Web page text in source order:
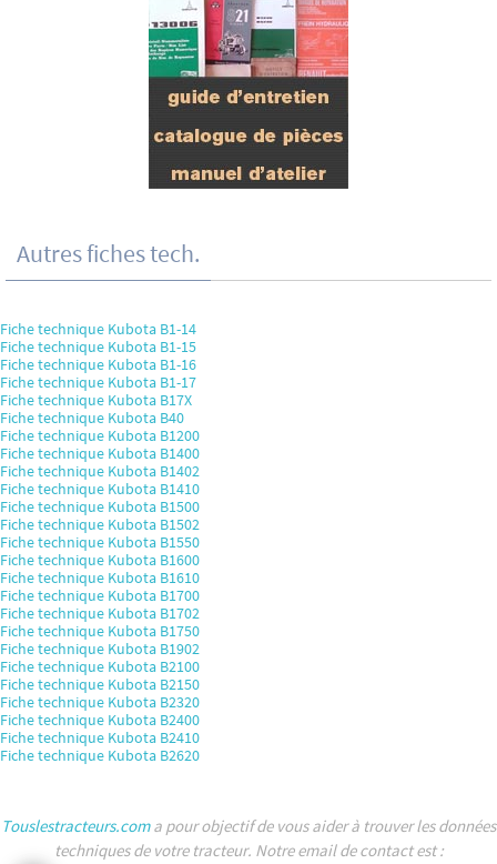
Autres fiches tech.
Fiche technique Kubota B1-14
Fiche technique Kubota B1-15
Fiche technique Kubota B1-16
Fiche technique Kubota B1-17
Fiche technique Kubota B17X
Fiche technique Kubota B40
Fiche technique Kubota B1200
Fiche technique Kubota B1400
Fiche technique Kubota B1402
Fiche technique Kubota B1410
Fiche technique Kubota B1500
Fiche technique Kubota B1502
Fiche technique Kubota B1550
Fiche technique Kubota B1600
Fiche technique Kubota B1610
Fiche technique Kubota B1700
Fiche technique Kubota B1702
Fiche technique Kubota B1750
Fiche technique Kubota B1902
Fiche technique Kubota B2100
Fiche technique Kubota B2150
Fiche technique Kubota B2320
Fiche technique Kubota B2400
Fiche technique Kubota B2410
Fiche technique Kubota B2620
Touslestracteurs.coma pour objectif de vous aider à trouver les données
techniques de votre tracteur. Notre email de contact est :